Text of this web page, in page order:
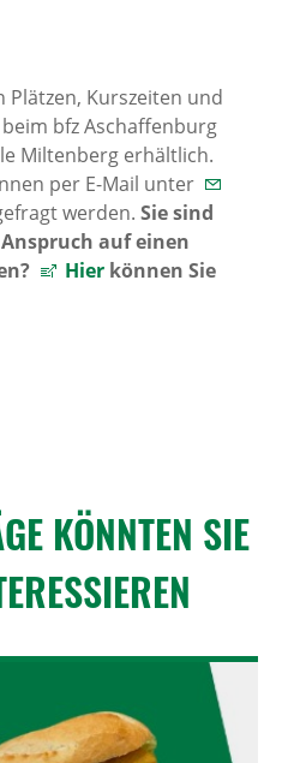
Kurszeiten und
bfz Aschaffenburg
Miltenberg erhältlich.
per E-Mail unter
werden. Sie sind
auf einen
Hier können Sie
KÖNNTEN SIE